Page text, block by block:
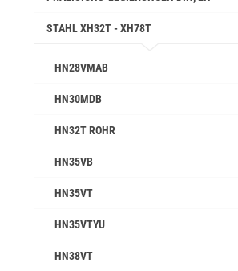
STAHL ХН32Т - ХН78Т
HN28VMAB
HN30MDB
HN32T ROHR
HN35VB
HN35VT
HN35VTYU
HN38VT